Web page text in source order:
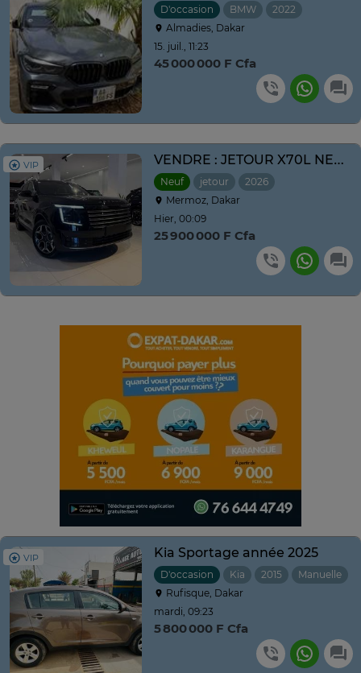
D'occasion BMW 2022
Almadies, Dakar
15. juil., 11:23
45 000 000 F Cfa
VIP VENDRE : JETOUR X70L NEUF NOUVEAU MODÈLE ANNE 2026
Neuf jetour 2026
Mermoz, Dakar
Hier, 00:09
25 900 000 F Cfa
VIP Kia Sportage année 2025
D'occasion Kia 2015
Manuelle
Rufisque, Dakar
mardi, 09:23
5 800 000 F Cfa